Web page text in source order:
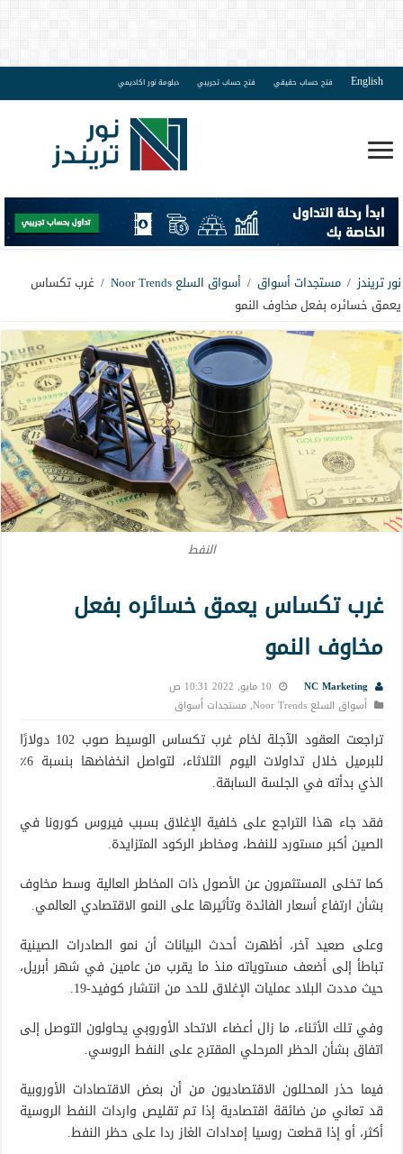
English فتح حساب حقيقي فتح حساب تجريبي دبلومة نور اكاديمي
نور تريندز / مستجدات أسواق / أسواق السلع Noor Trends / غرب تكساس
يعمق خسائره بفعل مخاوف النمو
النفط
غرب تكساس يعمق خسائره بفعل
مخاوف النمو
NC Marketing
10 مايو, 2022 10:31 ص
أسواق السلع Noor Trends
,مستجدات أسواق
تراجعت العقود الآجلة لخام غرب تكساس الوسيط صوب 102 دولارًا
للبرميل خلال تداولات اليوم الثلاثاء، لتواصل انخفاضها بنسبة 6٪
الذي بدأته في الجلسة السابقة.
فقد جاء هذا التراجع على خلفية الإغلاق بسبب فيروس كورونا في
الصين أكبر مستورد للنفط، ومخاطر الركود المتزايدة.
كما تخلى المستثمرون عن الأصول ذات المخاطر العالية وسط مخاوف
بشأن ارتفاع أسعار الفائدة وتأثيرها على النمو الاقتصادي العالمي.
وعلى صعيد آخر، أظهرت أحدث البيانات أن نمو الصادرات الصينية
تباطأ إلى أضعف مستوياته منذ ما يقرب من عامين في شهر أبريل،
حيث مددت البلاد عمليات الإغلاق للحد من انتشار كوفيد-19.
وفي تلك الأثناء، ما زال أعضاء الاتحاد الأوروبي يحاولون التوصل إلى
اتفاق بشأن الحظر المرحلي المقترح على النفط الروسي.
فيما حذر المحللون الاقتصاديون من أن بعض الاقتصادات الأوروبية
قد تعاني من ضائقة اقتصادية إذا تم تقليص واردات النفط الروسية
أكثر، أو إذا قطعت روسيا إمدادات الغاز ردا على حظر النفط.